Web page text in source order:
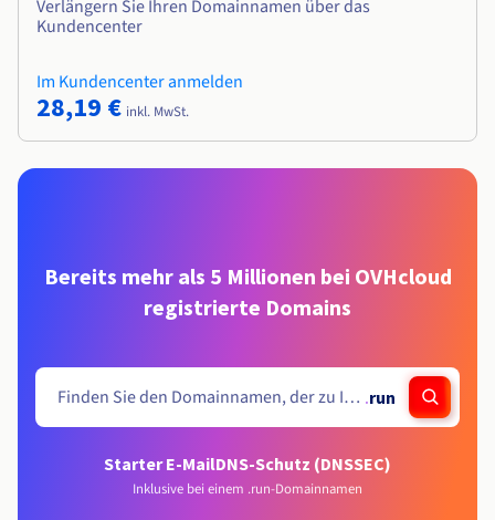
Verlängern Sie Ihren Domainnamen über das
Kundencenter
Im Kundencenter anmelden
28,19 € inkl. MwSt.
Bereits mehr als 5 Millionen bei OVHcloud
registrierte Domains
.run
Starter E-MailDNS-Schutz (DNSSEC)
Inklusive bei einem .run-Domainnamen